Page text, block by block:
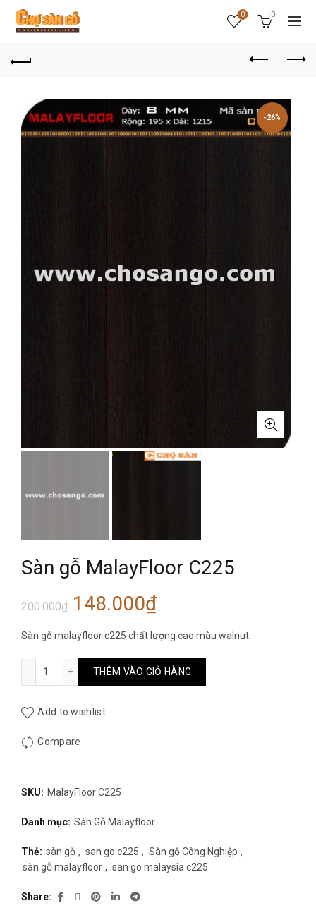
0 0
-26%
Sàn gỗ MalayFloor C225
200.000₫ Giá
gốc
là:
148.000₫Giá
hiện
tại
Sàn gỗ malayfloor c225 chất lượng cao màu walnut.
Sàn gỗ MalayFloor C225 số lượng
THÊM VÀO GIỎ HÀNG
Add to wishlist
Compare
SKU: MalayFloor C225
Danh mục: Sàn Gỗ Malayfloor
Thẻ: sàn gỗ , san go c225 , Sàn gỗ Công Nghiệp ,
sàn gỗ malayfloor , san go malaysia c225
Share